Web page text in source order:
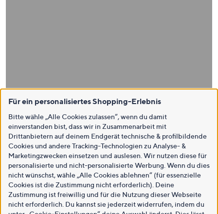
Für ein personalisiertes Shopping-Erlebnis
Bitte wähle „Alle Cookies zulassen“, wenn du damit
einverstanden bist, dass wir in Zusammenarbeit mit
Drittanbietern auf deinem Endgerät technische & profilbildende
Cookies und andere Tracking-Technologien zu Analyse- &
Marketingzwecken einsetzen und auslesen. Wir nutzen diese für
personalisierte und nicht-personalisierte Werbung. Wenn du dies
nicht wünschst, wähle „Alle Cookies ablehnen“ (für essenzielle
Cookies ist die Zustimmung nicht erforderlich). Deine
Zustimmung ist freiwillig und für die Nutzung dieser Webseite
nicht erforderlich. Du kannst sie jederzeit widerrufen, indem du